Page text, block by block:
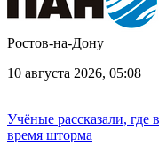
Ростов-на-Дону
10 августа 2026, 05:08
Учёные рассказали, где
время шторма